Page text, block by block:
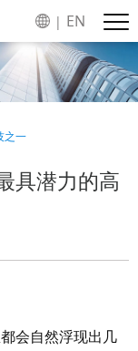
| EN
之一
具潜力的高
会自然浮现出几